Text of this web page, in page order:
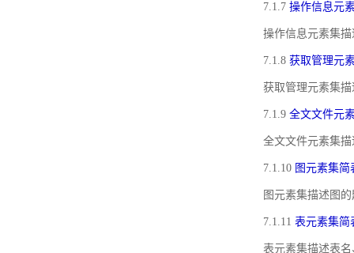
7.1.7 操作信息元
操作信息元素集
7.1.8 获取管理元
获取管理元素集
7.1.9 全文文件元
全文文件元素集
7.1.10 图元素集简
图元素集描述图
7.1.11 表元素集简
表元素集描述表